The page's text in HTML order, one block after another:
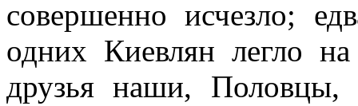
совершенно исчезло;
одних Киевлян легло
друзья наши, Половцы,